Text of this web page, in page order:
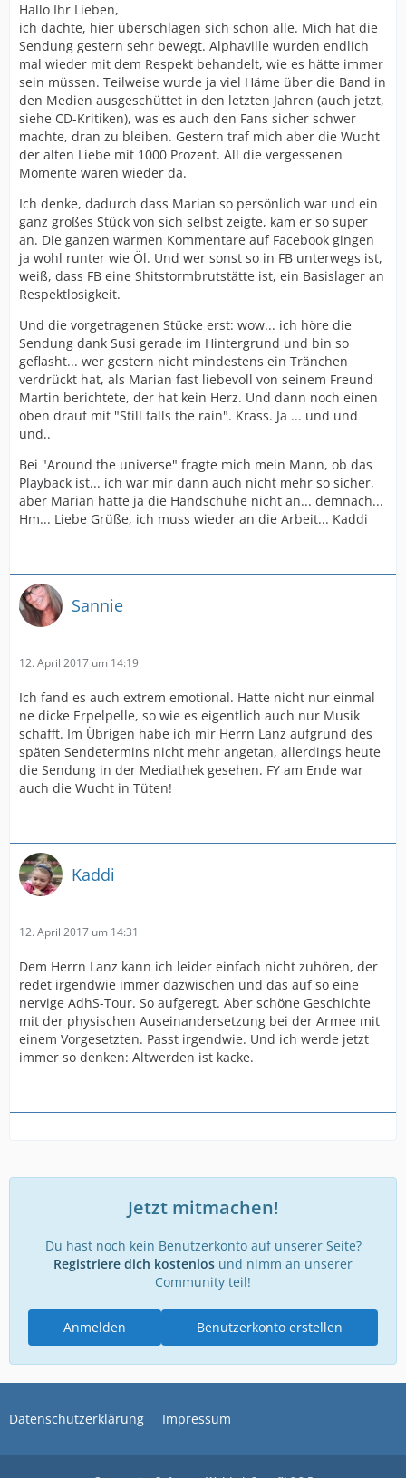
Hallo Ihr Lieben,
ich dachte, hier überschlagen sich schon alle. Mich hat die
Sendung gestern sehr bewegt. Alphaville wurden endlich
mal wieder mit dem Respekt behandelt, wie es hätte immer
sein müssen. Teilweise wurde ja viel Häme über die Band in
den Medien ausgeschüttet in den letzten Jahren (auch jetzt,
siehe CD-Kritiken), was es auch den Fans sicher schwer
machte, dran zu bleiben. Gestern traf mich aber die Wucht
der alten Liebe mit 1000 Prozent. All die vergessenen
Momente waren wieder da.
Ich denke, dadurch dass Marian so persönlich war und ein
ganz großes Stück von sich selbst zeigte, kam er so super
an. Die ganzen warmen Kommentare auf Facebook gingen
ja wohl runter wie Öl. Und wer sonst so in FB unterwegs ist,
weiß, dass FB eine Shitstormbrutstätte ist, ein Basislager an
Respektlosigkeit.
Und die vorgetragenen Stücke erst: wow... ich höre die
Sendung dank Susi gerade im Hintergrund und bin so
geflasht... wer gestern nicht mindestens ein Tränchen
verdrückt hat, als Marian fast liebevoll von seinem Freund
Martin berichtete, der hat kein Herz. Und dann noch einen
oben drauf mit "Still falls the rain". Krass. Ja ... und und
und..
Bei "Around the universe" fragte mich mein Mann, ob das
Playback ist... ich war mir dann auch nicht mehr so sicher,
aber Marian hatte ja die Handschuhe nicht an... demnach...
Hm... Liebe Grüße, ich muss wieder an die Arbeit... Kaddi
Sannie
12. April 2017 um 14:19
Ich fand es auch extrem emotional. Hatte nicht nur einmal
ne dicke Erpelpelle, so wie es eigentlich auch nur Musik
schafft. Im Übrigen habe ich mir Herrn Lanz aufgrund des
späten Sendetermins nicht mehr angetan, allerdings heute
die Sendung in der Mediathek gesehen. FY am Ende war
auch die Wucht in Tüten!
Kaddi
12. April 2017 um 14:31
Dem Herrn Lanz kann ich leider einfach nicht zuhören, der
redet irgendwie immer dazwischen und das auf so eine
nervige AdhS-Tour. So aufgeregt. Aber schöne Geschichte
mit der physischen Auseinandersetzung bei der Armee mit
einem Vorgesetzten. Passt irgendwie. Und ich werde jetzt
immer so denken: Altwerden ist kacke.
Jetzt mitmachen!
Du hast noch kein Benutzerkonto auf unserer Seite?
Registriere dich kostenlos und nimm an unserer
Community teil!
Benutzerkonto erstellen
Anmelden
Datenschutzerklärung Impressum